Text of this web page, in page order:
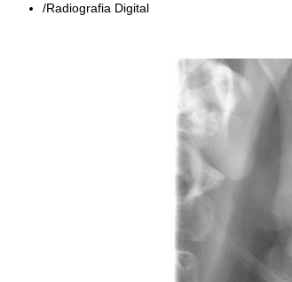
Radiografia Digital